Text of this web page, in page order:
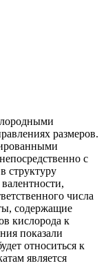
размеров.
с
структуру
числа
содержащие
кислорода к
показали
относиться к
является